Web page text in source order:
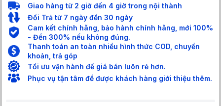
Dàn nóng có lớp phủ chống
ăn mòn
Chức năng tự chẩn đoán lỗi
Hiển thị màn hình điện tử
Chức năng khóa an toàn cho
trẻ em
Làm lạnh nhanh trong tích tắc
khi mới bật máy
Giao hàng từ 2 giờ đến 4 giờ trong nội thành
Đổi Trả từ 7 ngày đến 30 ngày
Cam kết chính hãng, bảo hành chính hãng, mới 100%
- Đền 300% nếu không đúng.
Thanh toán an toàn nhiều hình thức COD, chuyển
khoản, trả góp
Tối ưu vận hành để giá bán luôn rẻ hơn.
Phục vụ tận tâm để được khách hàng giới thiệu thêm.